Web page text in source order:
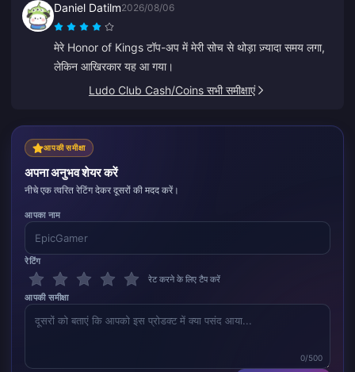
Daniel Datilm2026/08/06
मेरे Honor of Kings टॉप-अप में मेरी सोच से थोड़ा ज़्यादा समय लगा,
लेकिन आखिरकार यह आ गया।
Ludo Club Cash/Coins सभी समीक्षाएं
आपकी समीक्षा
अपना अनुभव शेयर करें
नीचे एक त्वरित रेटिंग देकर दूसरों की मदद करें।
आपका नाम
रेटिंग
रेट करने के लिए टैप करें
आपकी समीक्षा
0/500